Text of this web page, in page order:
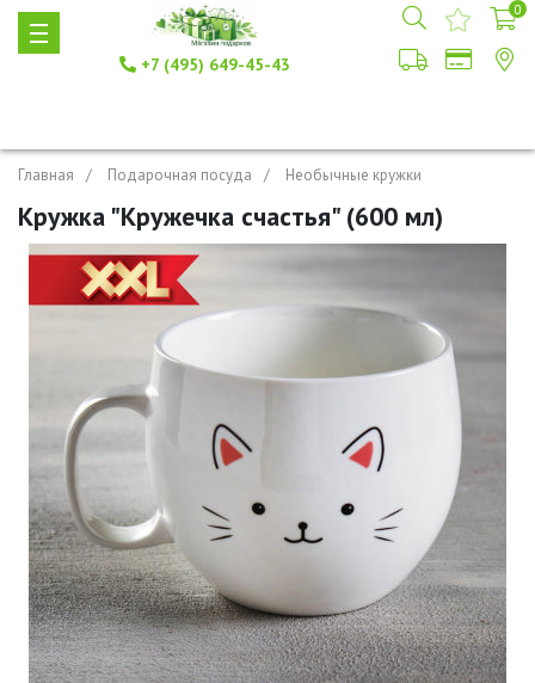
+7 (495) 649-45-43
0
Главная Подарочная посуда Необычные кружки
Кружка "Кружечка счастья" (600 мл)